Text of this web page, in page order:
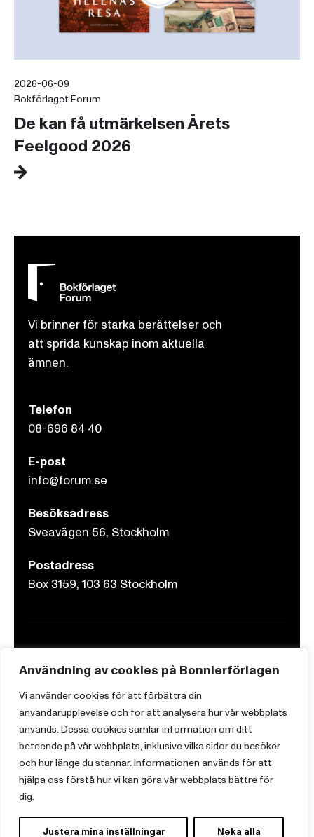
Användning av cookies på Bonnierförlagen
Vi använder cookies för att förbättra din
användarupplevelse och för att analysera hur vår webbplats
används. Dessa cookies samlar information om ditt
beteende på vår webbplats, inklusive vilka sidor du besöker
och hur länge du stannar. Informationen används för att
hjälpa oss förstå hur vi kan göra vår webbplats bättre för
dig.
Justera mina inställningar Neka alla
2026-06-09
Bokförlaget Forum
De kan få utmärkelsen Årets
Feelgood 2026
Vi brinner för starka berättelser och
att sprida kunskap inom aktuella
ämnen.
Telefon
08-696 84 40
E-post
info@forum.se
Besöksadress
Sveavägen 56, Stockholm
Postadress
Box 3159, 103 63 Stockholm
Integritetspolicy